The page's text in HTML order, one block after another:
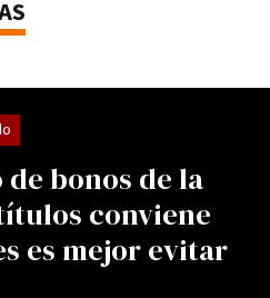
bonos de la
conviene
es mejor evitar